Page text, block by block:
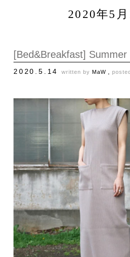
2020年5月
[Bed&Breakfast]
2020.5.14 written by MaW ,